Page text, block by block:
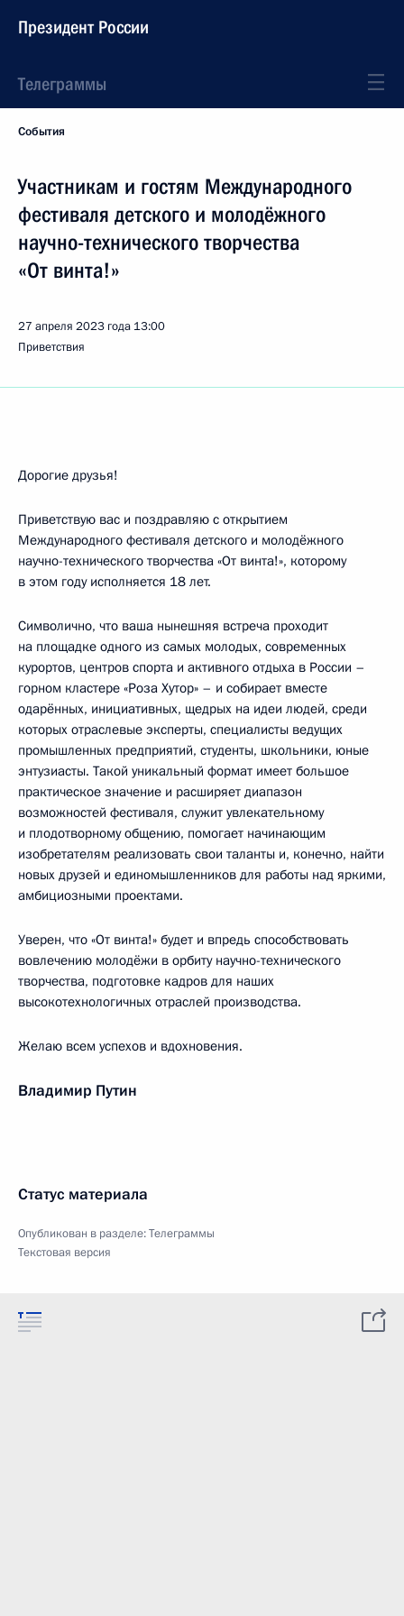
Президент России
Телеграммы
События
Участникам и гостям Международного
фестиваля детского и молодёжного
научно-технического творчества
«От винта!»
27 апреля 2023 года 13:00
Приветствия
Дорогие друзья!
Приветствую вас и поздравляю с открытием
Международного фестиваля детского и молодёжного
научно-технического творчества «От винта!», которому
в этом году исполняется 18 лет.
Символично, что ваша нынешняя встреча проходит
на площадке одного из самых молодых, современных
курортов, центров спорта и активного отдыха в России –
горном кластере «Роза Хутор» – и собирает вместе
одарённых, инициативных, щедрых на идеи людей, среди
которых отраслевые эксперты, специалисты ведущих
промышленных предприятий, студенты, школьники, юные
энтузиасты. Такой уникальный формат имеет большое
практическое значение и расширяет диапазон
возможностей фестиваля, служит увлекательному
и плодотворному общению, помогает начинающим
изобретателям реализовать свои таланты и, конечно, найти
новых друзей и единомышленников для работы над яркими,
амбициозными проектами.
Уверен, что «От винта!» будет и впредь способствовать
вовлечению молодёжи в орбиту научно-технического
творчества, подготовке кадров для наших
высокотехнологичных отраслей производства.
Желаю всем успехов и вдохновения.
Владимир Путин
Статус материала
Опубликован в разделе:Телеграммы
Текстовая версия